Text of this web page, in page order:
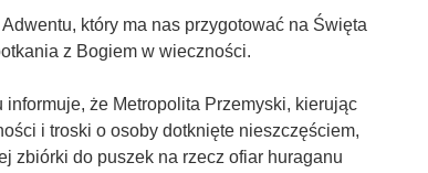
który ma nas przygotować na Święta
z Bogiem w wieczności.
że Metropolita Przemyski, kierując
i troski o osoby dotknięte nieszczęściem,
zbiórki do puszek na rzecz ofiar huraganu